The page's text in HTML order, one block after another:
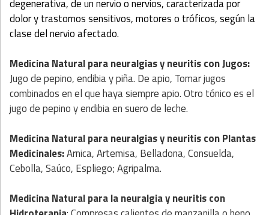
degenerativa, de un nervio o nervios, caracterizada por
dolor y trastornos sensitivos, motores o tróficos, según la
clase del nervio afectado.
Medicina Naturalpara neuralgias y neuritis conJugos:
Jugo de pepino, endibia y piña. De apio, Tomar jugos
combinados en el que haya siempre apio. Otro tónico es el
jugo de pepino y endibia en suero de leche.
Medicina Naturalpara neuralgias y neuritis conPlantas
Medicinales:Arnica, Artemisa, Belladona, Consuelda,
Cebolla, Saúco, Espliego; Agripalma.
Medicina Naturalpara la neuralgia y neuritis con